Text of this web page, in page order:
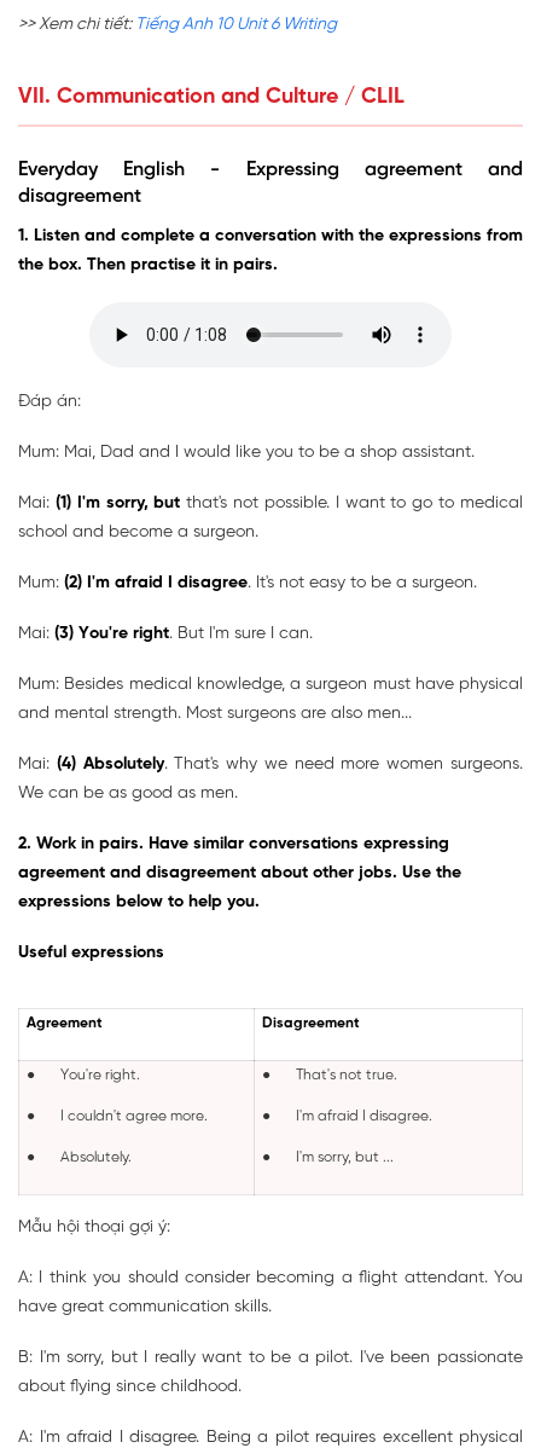
>> Xem chi tiết: Tiếng Anh 10 Unit 6 Writing
VII. Communication and Culture / CLIL
Everyday English - Expressing agreement and
disagreement
1. Listen and complete a conversation with the expressions from
the box. Then practise it in pairs.
Đáp án:
Mum: Mai, Dad and I would like you to be a shop assistant.
Mai: (1) I'm sorry, butthat's not possible. I want to go to medical
school and become a surgeon.
Mum: (2) I'm afraid I disagree. It's not easy to be a surgeon.
Mai: (3) You're right. But I'm sure I can.
Mum: Besides medical knowledge, a surgeon must have physical
and mental strength. Most surgeons are also men...
Mai: (4) Absolutely. That's why we need more women surgeons.
We can be as good as men.
2. Work in pairs. Have similar conversations expressing
agreement and disagreement about other jobs. Use the
expressions below to help you.
Useful expressions
Agreement Disagreement
● You're right.
● I couldn't agree more.
● Absolutely.
● That's not true.
● I'm afraid I disagree.
● I'm sorry, but ...
Mẫu hội thoại gợi ý:
A: I think you should consider becoming a flight attendant. You
have great communication skills.
B: I'm sorry, but I really want to be a pilot. I've been passionate
about flying since childhood.
A: I'm afraid I disagree. Being a pilot requires excellent physical